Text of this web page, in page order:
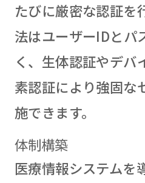
たびに厳密な認証を
法はユーザーIDとパ
く、生体認証やデバ
素認証により強固な
施できます。
体制構築
医療情報システムを